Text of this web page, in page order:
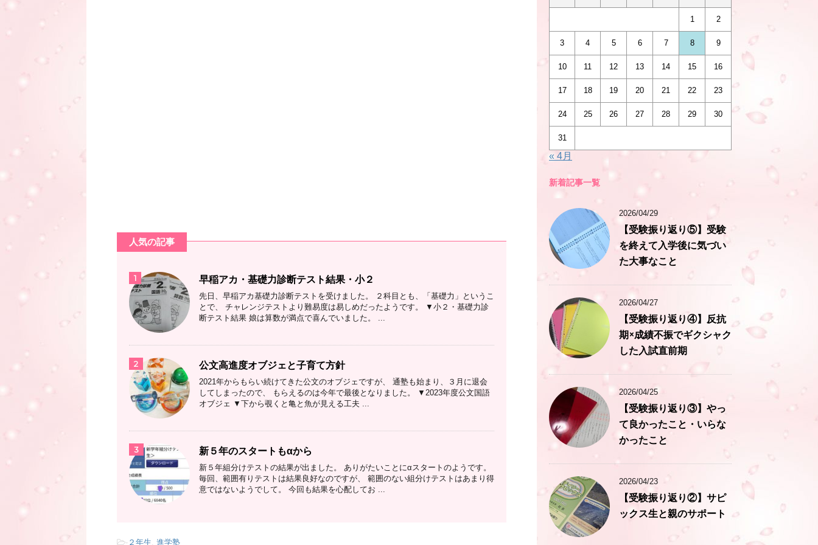
人気の記事
1 早稲アカ・基礎力診断テスト結果・小２
先日、早稲アカ基礎力診断テストを受けました。 ２科目とも、「基礎力」というこ
とで、 チャレンジテストより難易度は易しめだったようです。 ▼小２・基礎力診
断テスト結果 娘は算数が満点で喜んでいました。 ...
2 公文高進度オブジェと子育て方針
2021年からもらい続けてきた公文のオブジェですが、 通塾も始まり、３月に退会
してしまったので、 もらえるのは今年で最後となりました。 ▼2023年度公文国語
オブジェ ▼下から覗くと亀と魚が見える工夫 ...
3 新５年のスタートもαから
新５年組分けテストの結果が出ました。 ありがたいことにαスタートのようです。
毎回、範囲有りテストは結果良好なのですが、 範囲のない組分けテストはあまり得
意ではないようでして。 今回も結果を心配してお ...
- ２年生, 進学塾
1 2
3 4 5 6 7 8 9
10 11 12 13 14 15 16
17 18 19 20 21 22 23
24 25 26 27 28 29 30
31
« 4月
新着記事一覧
2026/04/29
【受験振り返り⑤】受験
を終えて入学後に気づい
た大事なこと
2026/04/27
【受験振り返り④】反抗
期×成績不振でギクシャク
した入試直前期
2026/04/25
【受験振り返り③】やっ
て良かったこと・いらな
かったこと
2026/04/23
【受験振り返り②】サピ
ックス生と親のサポート